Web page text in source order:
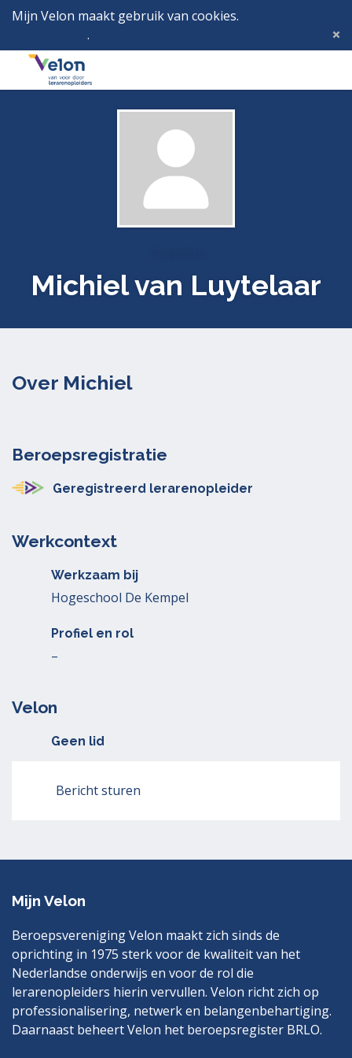
Mijn Velon maakt gebruik van cookies.
.
Menu
Michiel van Luytelaar
Over Michiel
Beroepsregistratie
Geregistreerd lerarenopleider
Werkcontext
Werkzaam bij
Hogeschool De Kempel
Profiel en rol
–
Velon
Geen lid
Bericht sturen
Mijn Velon
Beroepsvereniging Velon maakt zich sinds de
oprichting in 1975 sterk voor de kwaliteit van het
Nederlandse onderwijs en voor de rol die
lerarenopleiders hierin vervullen. Velon richt zich op
professionalisering, netwerk en belangenbehartiging.
Daarnaast beheert Velon het beroepsregister BRLO.